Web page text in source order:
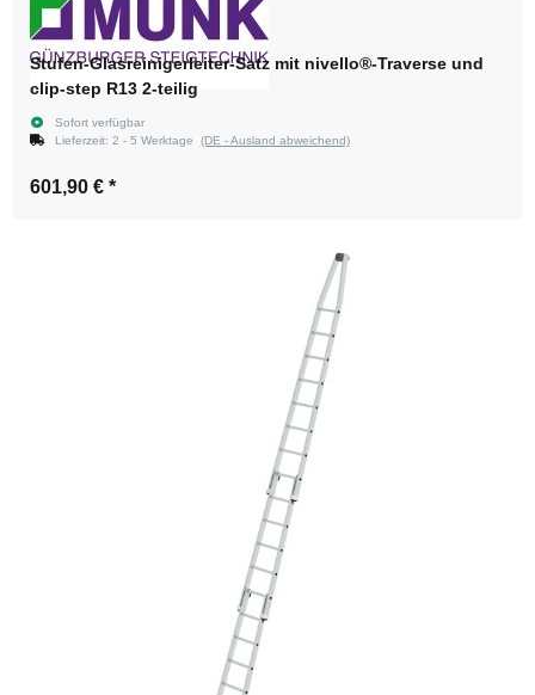
Stufen-Glasreinigerleiter-Satz mit nivello®-Traverse und
clip-step R13 2-teilig
Sofort verfügbar
Lieferzeit: 2 - 5 Werktage (DE - Ausland abweichend)
601,90 € *